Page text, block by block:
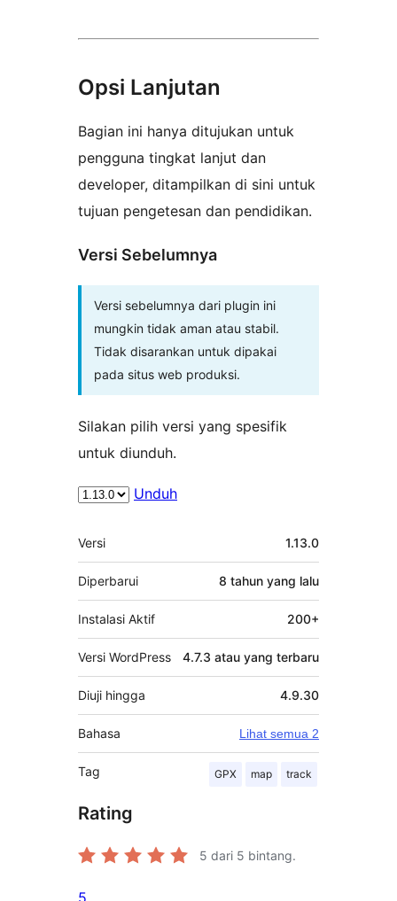
Opsi Lanjutan
Bagian ini hanya ditujukan untuk
pengguna tingkat lanjut dan
developer, ditampilkan di sini untuk
tujuan pengetesan dan pendidikan.
Versi Sebelumnya
Versi sebelumnya dari plugin ini
mungkin tidak aman atau stabil.
Tidak disarankan untuk dipakai
pada situs web produksi.
Silakan pilih versi yang spesifik
untuk diunduh.
Unduh
Meta
Versi 1.13.0
Diperbarui 8 tahun yang lalu
Instalasi Aktif 200+
Versi WordPress 4.7.3 atau yang terbaru
Diuji hingga 4.9.30
Bahasa Lihat semua 2
Tag GPX map track
Rating
5 dari 5 bintang.
5